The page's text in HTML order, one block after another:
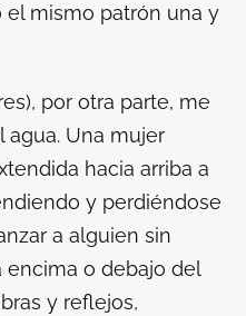
el mismo patrón una y
, por otra parte, me
agua. Una mujer
hacia arriba a
y perdiéndose
a alguien sin
encima o debajo del
y reflejos,